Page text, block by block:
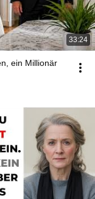
33:24
ein Millionär